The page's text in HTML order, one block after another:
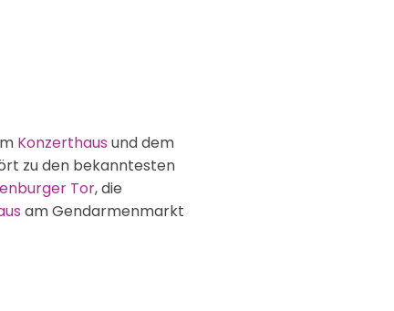
Konzerthaus und dem
zu den bekanntesten
Tor, die
am Gendarmenmarkt